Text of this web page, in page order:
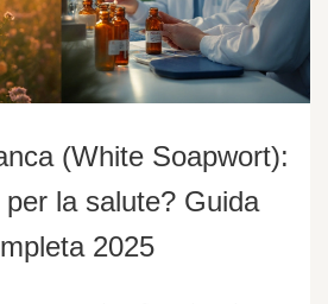
(White Soapwort):
la salute? Guida
2025